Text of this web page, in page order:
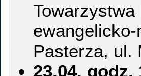
Pasterza, ul.
23.04. godz.